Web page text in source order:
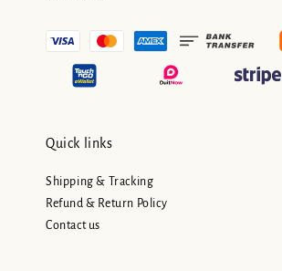
Quick links
Shipping & Tracking
Refund & Return Policy
Contact us